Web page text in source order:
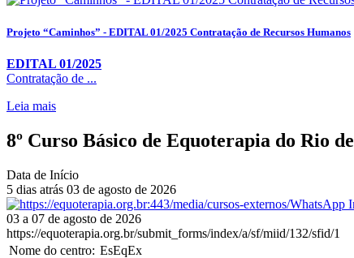
Projeto “Caminhos” - EDITAL 01/2025 Contratação de Recursos Humanos
EDITAL 01/2025
Contratação de ...
Leia mais
8º Curso Básico de Equoterapia do Rio
Data de Início
5 dias atrás 03 de agosto de 2026
03 a 07 de agosto de 2026
https://equoterapia.org.br/submit_forms/index/a/sf/miid/132/sfid/1
Nome do centro: EsEqEx